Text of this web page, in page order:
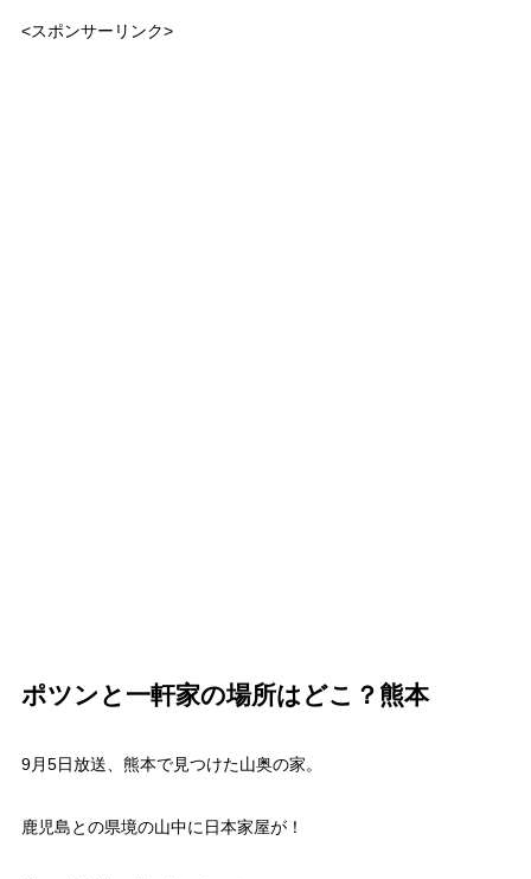
<スポンサーリンク>
ポツンと一軒家の場所はどこ？熊本
9月5日放送、熊本で見つけた山奥の家。
鹿児島との県境の山中に日本家屋が！